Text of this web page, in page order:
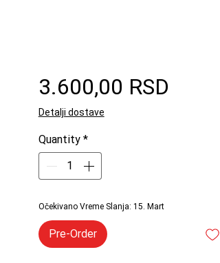
3.600,00 RSD
Detalji dostave
Quantity *
Očekivano Vreme Slanja: 15. Mart
Pre-Order